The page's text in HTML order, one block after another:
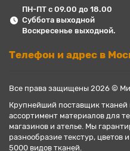
ПН-ПТ с 09.00 до 18.00
Суббота выходной
Воскресенье выходной.
Телефон и адрес в
Все права защищены 2026 ©
Крупнейший поставщик тканей
ассортимент материалов для
магазинов и ателье. Мы
разнообразие текстур, цветов
5000 видов тканей.